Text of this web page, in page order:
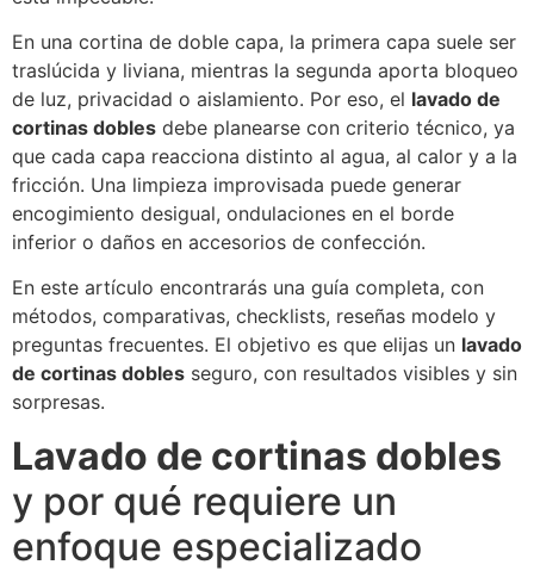
En una cortina de doble capa, la primera capa suele ser
traslúcida y liviana, mientras la segunda aporta bloqueo
de luz, privacidad o aislamiento. Por eso, el lavado de
cortinas dobles debe planearse con criterio técnico, ya
que cada capa reacciona distinto al agua, al calor y a la
fricción. Una limpieza improvisada puede generar
encogimiento desigual, ondulaciones en el borde
inferior o daños en accesorios de confección.
En este artículo encontrarás una guía completa, con
métodos, comparativas, checklists, reseñas modelo y
preguntas frecuentes. El objetivo es que elijas un lavado
de cortinas dobles seguro, con resultados visibles y sin
sorpresas.
Lavado de cortinas dobles
y por qué requiere un
enfoque especializado